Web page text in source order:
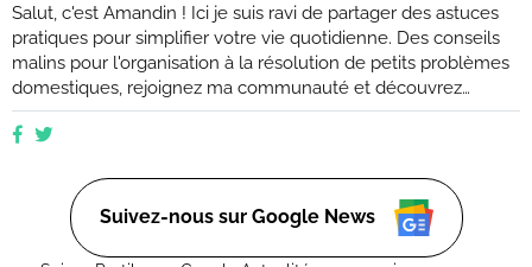
Salut, c'est Amandin ! Ici je suis ravi de partager des astuces
pratiques pour simplifier votre vie quotidienne. Des conseils
malins pour l'organisation à la résolution de petits problèmes
domestiques, rejoignez ma communauté et découvrez
comment rendre votre quotidien plus facile et plus efficace.
Que vous soyez novice ou expert, ensemble, nous
tous les jours. (Retrouvez moi aussi sur Ctendance.fr)
Suivez-nous sur Google News